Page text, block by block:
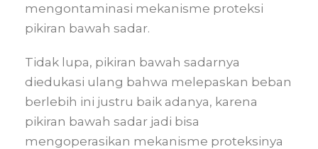
mengontaminasi mekanisme proteksi
pikiran bawah sadar.
Tidak lupa, pikiran bawah sadarnya
diedukasi ulang bahwa melepaskan beban
berlebih ini justru baik adanya, karena
pikiran bawah sadar jadi bisa
mengoperasikan mekanisme proteksinya